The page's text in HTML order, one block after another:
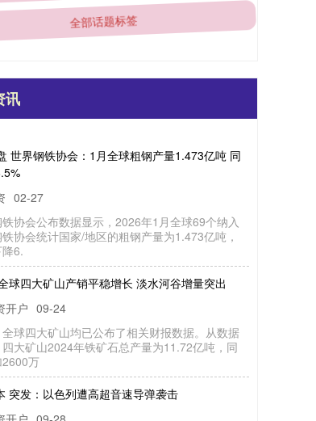
全部话题标签
讯
9月12日丰山转债下跌0.49%，转股溢价率
开户 09-21
同门证券，9月12日丰山转债收盘下跌
报132.58元/张，成交额5480.68万元，转股溢